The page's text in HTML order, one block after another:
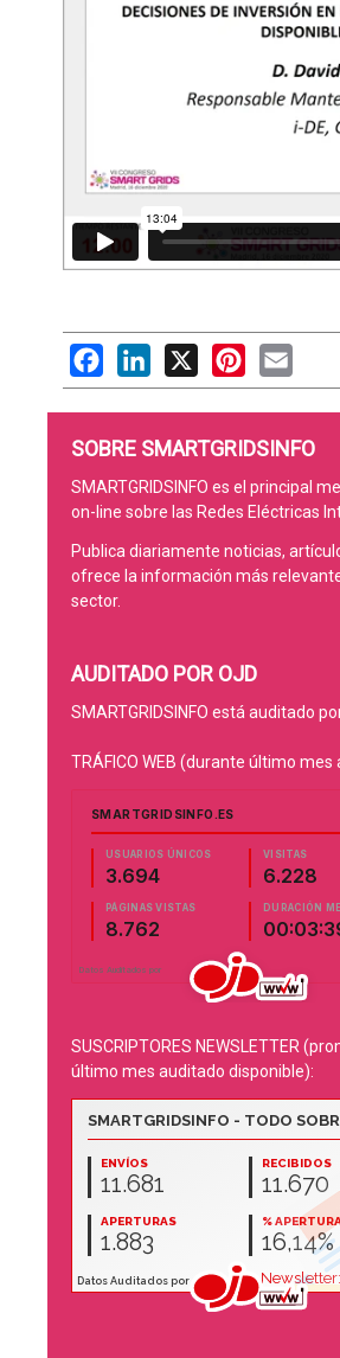
FacebookLinkedIn
X PinterestEmail
SOBRE SMARTGRIDSINFO
SMARTGRIDSINFO es el principal
on-line sobre las Redes Eléctricas
Publica diariamente noticias,
ofrece la información más
sector.
AUDITADO POR OJD
SMARTGRIDSINFO está auditado
TRÁFICO WEB (durante último
SUSCRIPTORES NEWSLETTER
último mes auditado disponible):